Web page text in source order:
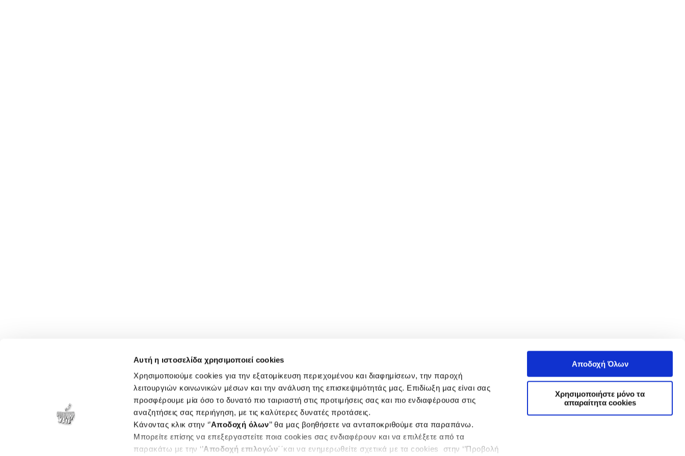
Αυτή η ιστοσελίδα χρησιμοποιεί cookies
Χρησιμοποιούμε cookies για την εξατομίκευση περιεχομένου και διαφημίσεων, την παροχή
λειτουργιών κοινωνικών μέσων και την ανάλυση της επισκεψιμότητάς μας. Επιδίωξη μας είναι σας
προσφέρουμε μία όσο το δυνατό πιο ταιριαστή στις προτιμήσεις σας και πιο ενδιαφέρουσα στις
αναζητήσεις σας περιήγηση, με τις καλύτερες δυνατές προτάσεις.
Κάνοντας κλικ στην ‘’Αποδοχή όλων’’ θα μας βοηθήσετε να ανταποκριθούμε στα παραπάνω.
Μπορείτε επίσης να επεξεργαστείτε ποια cookies σας ενδιαφέρουν και να επιλέξετε από τα
παρακάτω με την ‘’Αποδοχή επιλογών΄΄και να ενημερωθείτε σχετικά με τα cookies στην ‘’Προβολή
Αποδοχή Όλων
Χρησιμοποιήστε μόνο τα
απαραίτητα cookies